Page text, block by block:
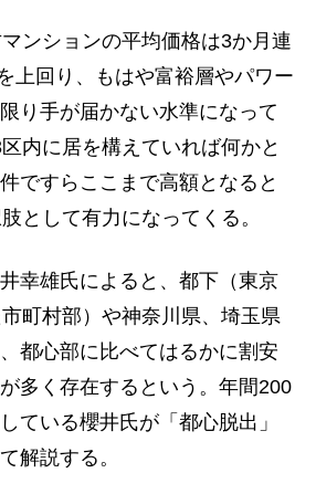
ンションの平均価格は3か月連
上回り、もはや富裕層やパワー
り手が届かない水準になって
内に居を構えていれば何かと
ですらここまで高額となると
として有力になってくる。
幸雄氏によると、都下（東京
町村部）や神奈川県、埼玉県
都心部に比べてはるかに割安
多く存在するという。年間200
ている櫻井氏が「都心脱出」
解説する。